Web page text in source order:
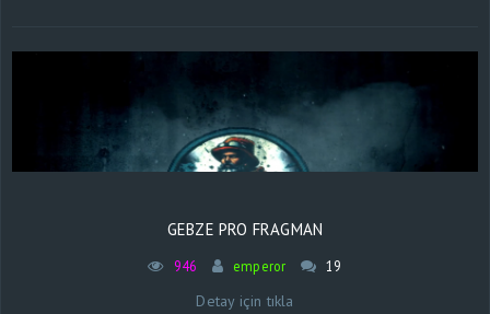
GEBZE PRO FRAGMAN
946 emperor 19
Detay için tıkla